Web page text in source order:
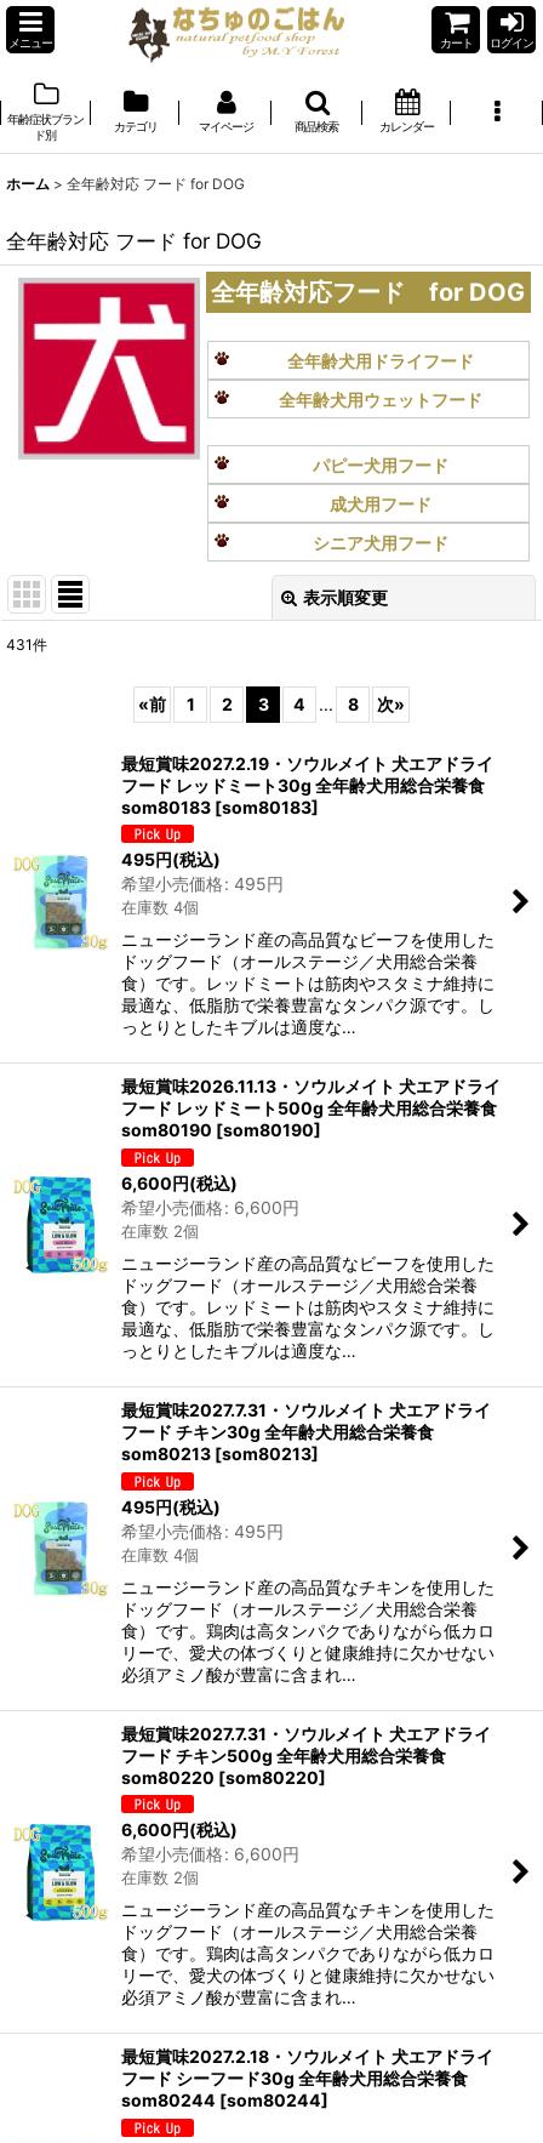
メニュー カート ログイン
年齢症状ブラン
ド別
カテゴリ マイページ 商品検索 カレンダー
ホーム > 全年齢対応 フード for DOG
全年齢対応 フード for DOG
全年齢対応フード for DOG
全年齢犬用ドライフード
全年齢犬用ウェットフード
パピー犬用フード
成犬用フード
シニア犬用フード
表示順変更
431件
«前 1 2 3 4 ... 8 次»
最短賞味2027.2.19・ソウルメイト 犬エアドライ
フード レッドミート30g 全年齢犬用総合栄養食
som80183 [som80183]
495円(税込)
希望小売価格: 495円
在庫数 4個
ニュージーランド産の高品質なビーフを使用した
ドッグフード（オールステージ／犬用総合栄養
食）です。レッドミートは筋肉やスタミナ維持に
最適な、低脂肪で栄養豊富なタンパク源です。し
っとりとしたキブルは適度な…
最短賞味2026.11.13・ソウルメイト 犬エアドライ
フード レッドミート500g 全年齢犬用総合栄養食
som80190 [som80190]
6,600円(税込)
希望小売価格: 6,600円
在庫数 2個
ニュージーランド産の高品質なビーフを使用した
ドッグフード（オールステージ／犬用総合栄養
食）です。レッドミートは筋肉やスタミナ維持に
最適な、低脂肪で栄養豊富なタンパク源です。し
っとりとしたキブルは適度な…
最短賞味2027.7.31・ソウルメイト 犬エアドライ
フード チキン30g 全年齢犬用総合栄養食
som80213 [som80213]
495円(税込)
希望小売価格: 495円
在庫数 4個
ニュージーランド産の高品質なチキンを使用した
ドッグフード（オールステージ／犬用総合栄養
食）です。鶏肉は高タンパクでありながら低カロ
リーで、愛犬の体づくりと健康維持に欠かせない
必須アミノ酸が豊富に含まれ…
最短賞味2027.7.31・ソウルメイト 犬エアドライ
フード チキン500g 全年齢犬用総合栄養食
som80220 [som80220]
6,600 円(税込)
希望小売価格: 6,600円
在庫数 2個
ニュージーランド産の高品質なチキンを使用した
ドッグフード（オールステージ／犬用総合栄養
食）です。鶏肉は高タンパクでありながら低カロ
リーで、愛犬の体づくりと健康維持に欠かせない
必須アミノ酸が豊富に含まれ…
最短賞味2027.2.18・ソウルメイト 犬エアドライ
フード シーフード30g 全年齢犬用総合栄養食
som80244 [som80244]